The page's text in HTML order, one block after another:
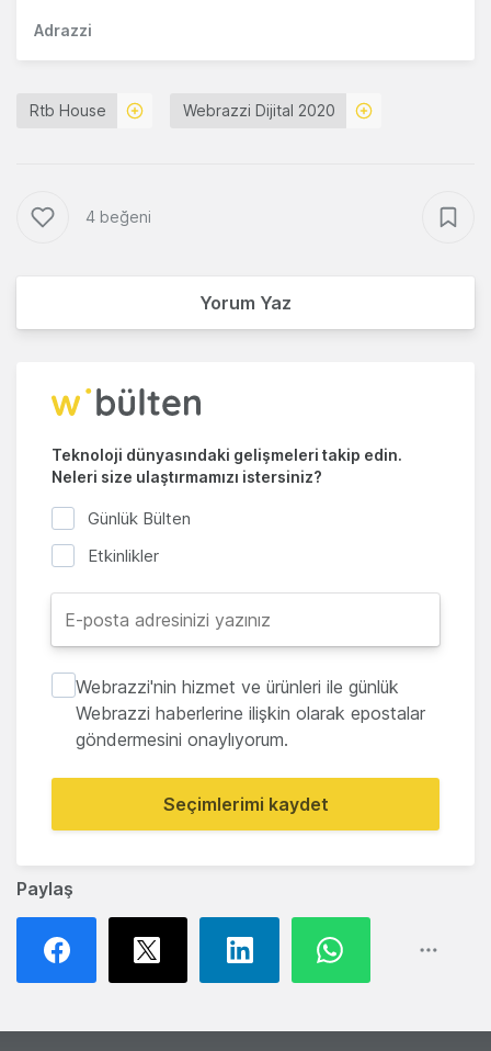
Paylaş
Adrazzi
Rtb House Webrazzi Dijital 2020
4 beğeni
Yorum Yaz
Teknoloji dünyasındaki gelişmeleri takip edin.
Neleri size ulaştırmamızı istersiniz?
Günlük Bülten
Etkinlikler
Webrazzi'nin hizmet ve ürünleri ile günlük
Webrazzi haberlerine ilişkin olarak epostalar
göndermesini onaylıyorum.
Seçimlerimi kaydet